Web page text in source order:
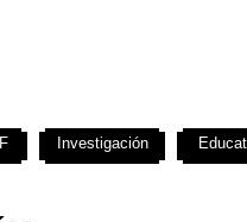
Investigación